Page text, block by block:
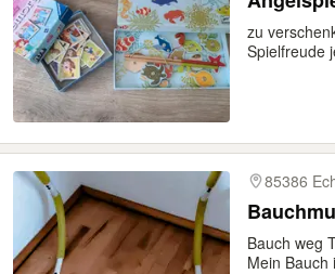
zu
Spielfreude
85386
Bauch weg
Mein Bauch